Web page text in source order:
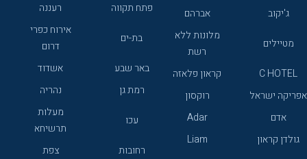
ג'יקוב
אברהם
מטיילים
מלונות ללא
רשת
C HOTEL
קראון פלאזה
אפריקה ישראל
רוקסון
אדם
Adar
גולדן קראון
Liam
פתח תקווה
רעננה
בת-ים
אירוח כפרי
דרום
באר שבע
אשדוד
רמת גן
נהריה
עכו
מעלות
תרשיחא
רחובות
צפת